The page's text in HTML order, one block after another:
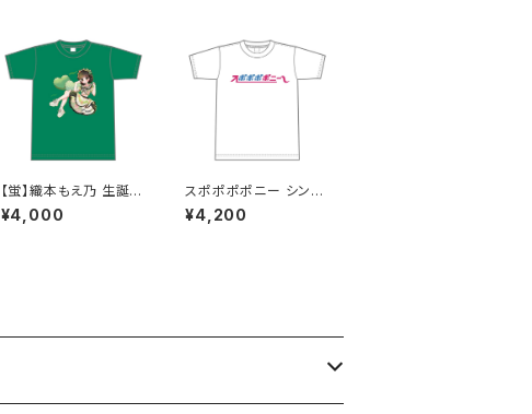
【蛍】織本もえ乃 生誕Ｔ
シャツ2025 M〜XLサ
イズ
¥4,000
スポポポポニー シンプ
ルデザイン ロゴ ドライ
Tシャツver LL〜3L
¥4,200